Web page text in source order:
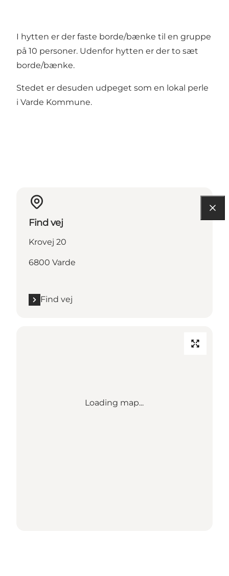
I hytten er der faste borde/bænke til en gruppe
på 10 personer. Udenfor hytten er der to sæt
borde/bænke.
Stedet er desuden udpeget som en lokal perle
i Varde Kommune.
Find vej
Krovej 20
6800 Varde
Find vej
Loading map...